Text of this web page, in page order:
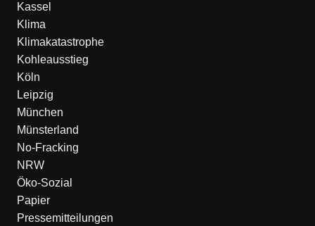
Kassel
Klima
Klimakatastrophe
Kohleausstieg
Köln
Leipzig
München
Münsterland
No-Fracking
NRW
Öko-Sozial
Papier
Pressemitteilungen